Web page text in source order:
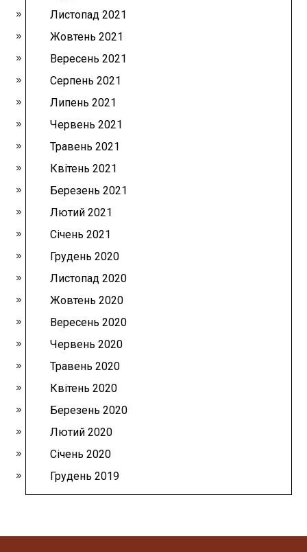
Листопад 2021
Жовтень 2021
Вересень 2021
Серпень 2021
Липень 2021
Червень 2021
Травень 2021
Квітень 2021
Березень 2021
Лютий 2021
Січень 2021
Грудень 2020
Листопад 2020
Жовтень 2020
Вересень 2020
Червень 2020
Травень 2020
Квітень 2020
Березень 2020
Лютий 2020
Січень 2020
Грудень 2019